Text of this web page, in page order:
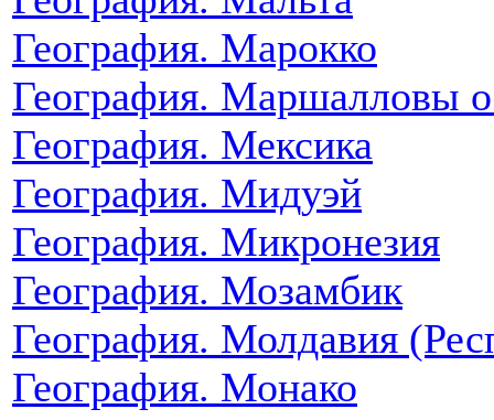
География. Марокко
География. Маршалловы
География. Мексика
География. Мидуэй
География. Микронезия
География. Мозамбик
География. Молдавия
География. Монако